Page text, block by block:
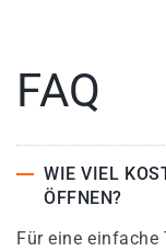
FAQ
WIE VIEL
ÖFFNEN?
Für eine